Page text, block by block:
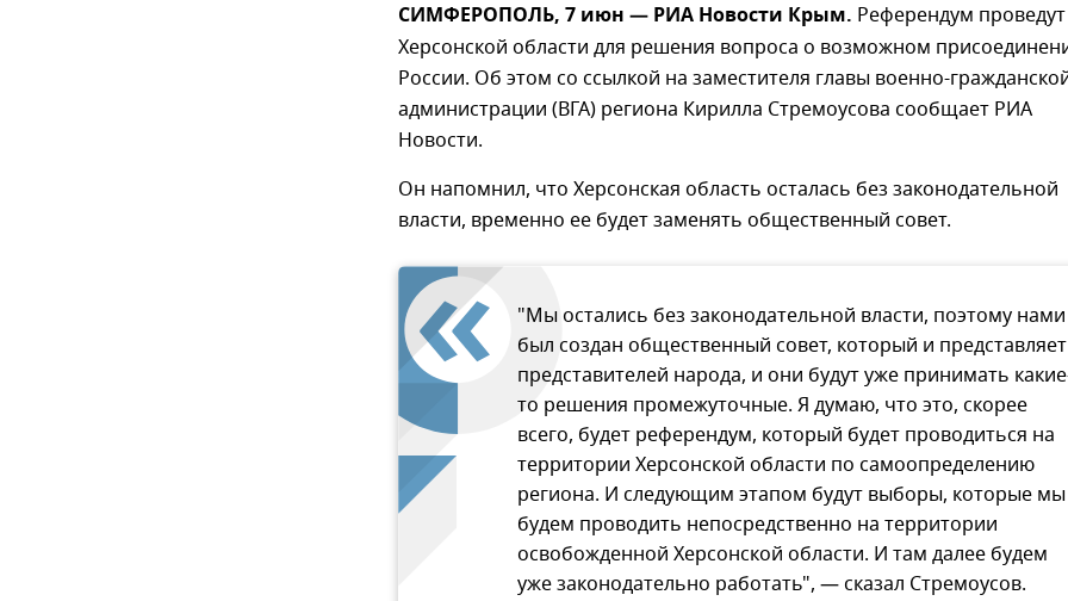
СИМФЕРОПОЛЬ, 7 июн — РИА Новости Крым. Референдум
Херсонской области для решения вопроса о возможном
России. Об этом со ссылкой на заместителя главы военно-
администрации (ВГА) региона Кирилла Стремоусова сообщает РИА
Новости.
Он напомнил, что Херсонская область осталась без законодательной
власти, временно ее будет заменять общественный совет.
"Мы остались без законодательной власти, поэтому нами
был создан общественный совет, который и представляет
представителей народа, и они будут уже принимать
то решения промежуточные. Я думаю, что это, скорее
всего, будет референдум, который будет проводиться на
территории Херсонской области по самоопределению
региона. И следующим этапом будут выборы, которые мы
будем проводить непосредственно на территории
освобожденной Херсонской области. И там далее будем
уже законодательно работать", — сказал Стремоусов.